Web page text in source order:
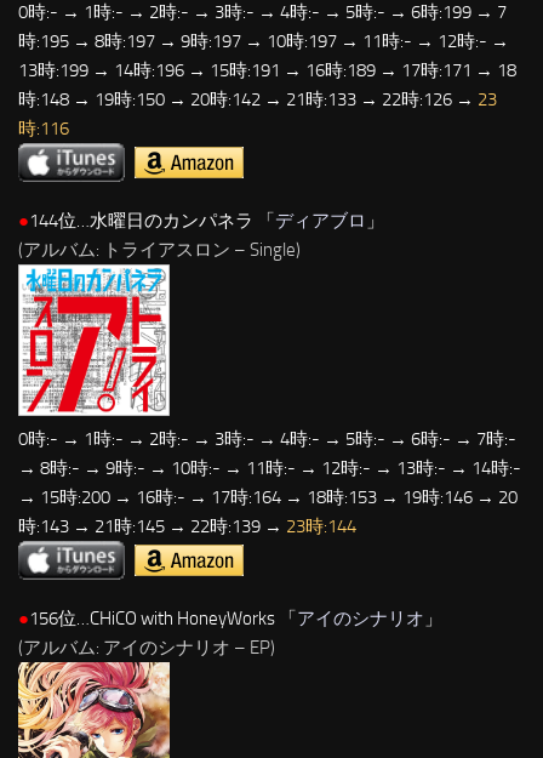
0時:- → 1時:- → 2時:- → 3時:- → 4時:- → 5時:- → 6時:199 → 7
時:195 → 8時:197 → 9時:197 → 10時:197 → 11時:- → 12時:- →
13時:199 → 14時:196 → 15時:191 → 16時:189 → 17時:171 → 18
時:148 → 19時:150 → 20時:142 → 21時:133 → 22時:126 → 23
時:116
●144位…水曜日のカンパネラ 「ディアブロ 」
(アルバム: トライアスロン – Single)
0時:- → 1時:- → 2時:- → 3時:- → 4時:- → 5時:- → 6時:- → 7時:-
→ 8時:- → 9時:- → 10時:- → 11時:- → 12時:- → 13時:- → 14時:-
→ 15時:200 → 16時:- → 17時:164 → 18時:153 → 19時:146 → 20
時:143 → 21時:145 → 22時:139 → 23時:144
●156位…CHiCO with HoneyWorks 「アイのシナリオ 」
(アルバム: アイのシナリオ – EP)